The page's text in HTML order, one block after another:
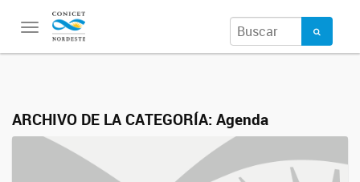
Toggle
navigation
ARCHIVO DE LA CATEGORÍA: Agenda